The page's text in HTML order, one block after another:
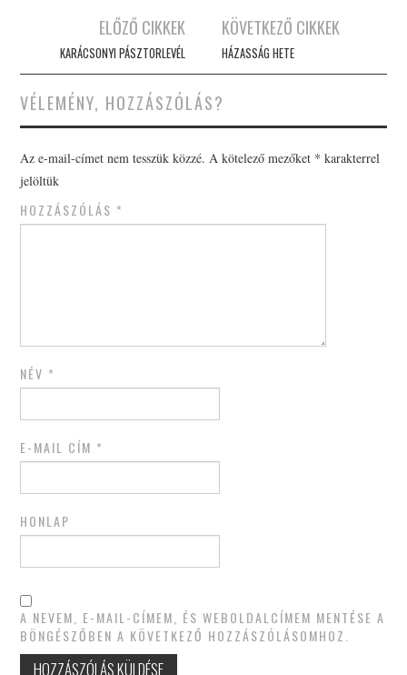
navigation
ELŐZŐ CIKKEK
KARÁCSONYI PÁSZTORLEVÉL
KÖVETKEZŐ CIKKEK
HÁZASSÁG HETE
VÉLEMÉNY, HOZZÁSZÓLÁS?
Az e-mail-címet nem tesszük közzé. A kötelező mezőket * karakterrel
jelöltük
HOZZÁSZÓLÁS *
NÉV *
E-MAIL CÍM *
HONLAP
A NEVEM, E-MAIL-CÍMEM, ÉS WEBOLDALCÍMEM MENTÉSE A
BÖNGÉSZŐBEN A KÖVETKEZŐ HOZZÁSZÓLÁSOMHOZ.